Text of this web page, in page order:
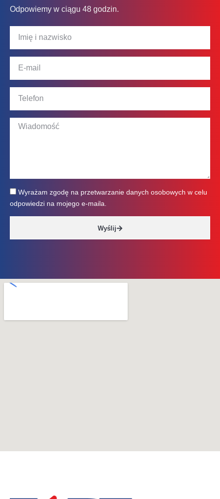
Odpowiemy w ciągu 48 godzin.
Wyrażam zgodę na przetwarzanie danych osobowych w celu
odpowiedzi na mojego e-maila.
Wyślij